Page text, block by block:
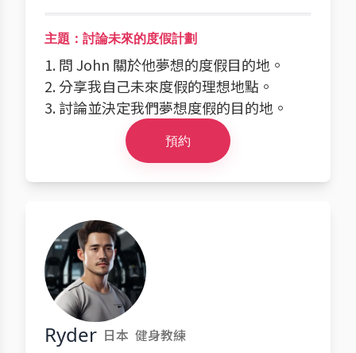
主題：討論未來的度假計劃
1. 問 John 關於他夢想的度假目的地。
2. 分享我自己未來度假的理想地點。
3. 討論並決定我們夢想度假的目的地。
預約
Ryder 日本 健身教練